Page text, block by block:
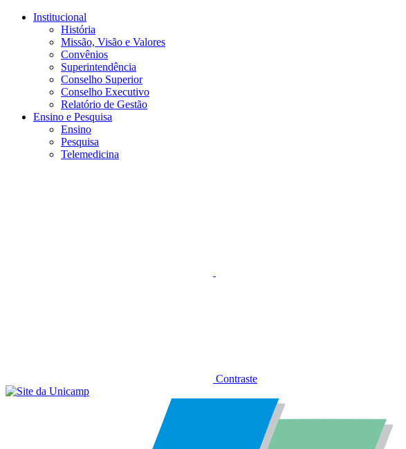
Conteúdo principal
Institucional
História
Missão, Visão e Valores
Convênios
Superintendência
Conselho Superior
Conselho Executivo
Relatório de Gestão
Ensino e Pesquisa
Ensino
Pesquisa
Telemedicina
Contraste